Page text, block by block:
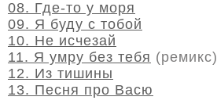
08. Где-то у моря
09. Я буду с тобой
10. Не исчезай
11. Я умру без тебя (ремикс)
12. Из тишины
13. Песня про Васю